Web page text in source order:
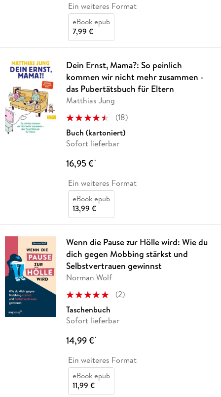
Ein weiteres Format
eBook epub
7,99 €
Dein Ernst, Mama?: So peinlich
kommen wir nicht mehr zusammen -
das Pubertätsbuch für Eltern
Matthias Jung
(18)
Buch (kartoniert)
Sofort lieferbar
16,95 €*
Ein weiteres Format
eBook epub
13,99 €
Wenn die Pause zur Hölle wird: Wie du
dich gegen Mobbing stärkst und
Selbstvertrauen gewinnst
Norman Wolf
(2)
Taschenbuch
Sofort lieferbar
14,99 €*
Ein weiteres Format
eBook epub
11,99 €